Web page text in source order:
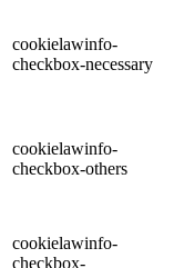
cookielawinfo-
checkbox-necessary
cookielawinfo-
checkbox-others
cookielawinfo-
checkbox-